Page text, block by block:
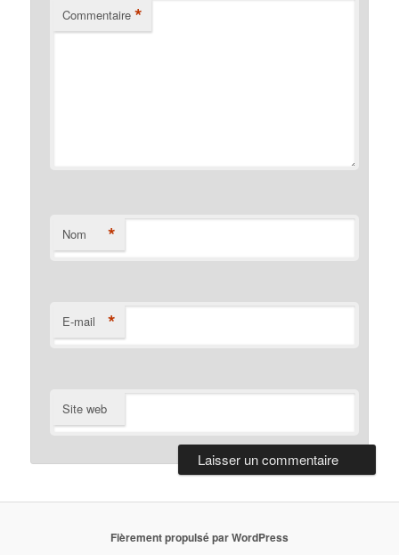
Commentaire *
Nom *
E-mail *
Site web
Fièrement propulsé par WordPress